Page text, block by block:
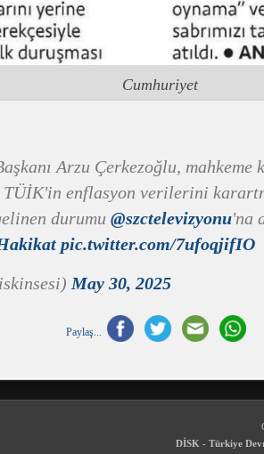
Cumhuriyet
Arzu Çerkezoğlu, mahkeme
TÜİK'in enflasyon verilerini
durumu @szctelevizyonu'na
pic.twitter.com/7ufoqjifIO
May 30, 2025
Paylaş...
DİSK - Türkiye